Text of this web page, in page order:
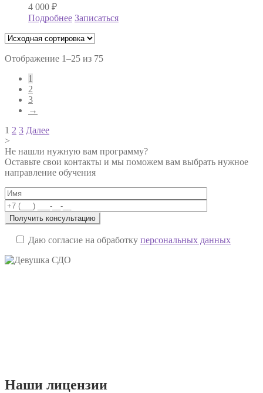
4 000 ₽
Подробнее Записаться
Отображение 1–25 из 75
1
2
3
→
Навигация
по
записям
1 2 3 Далее
>
Не нашли нужную вам программу?
Оставьте свои контакты и мы поможем вам выбрать нужное
направление обучения
Даю согласие на обработку персональных данных
Наши лицензии